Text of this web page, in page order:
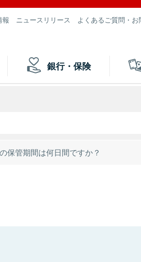
報 ニュースリリース よくあるご質問・
銀行・保険
保管期間は何日間ですか？